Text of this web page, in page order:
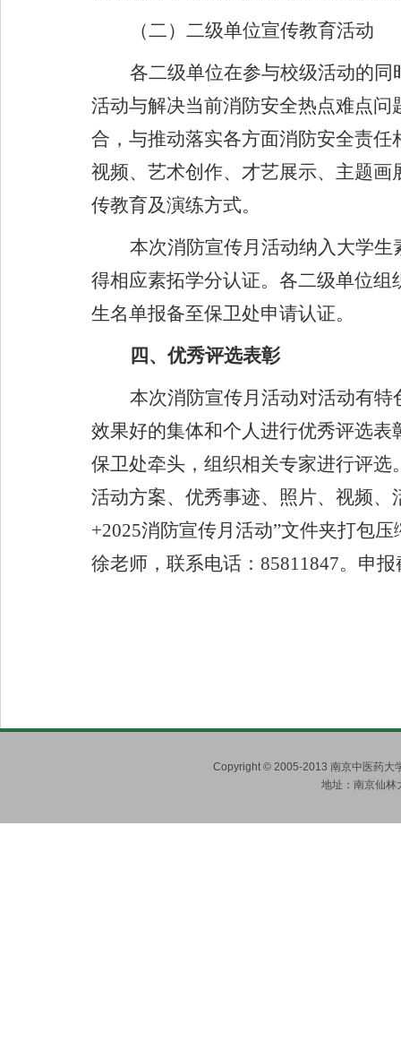
（二）二级单位宣传教育活动
各二级单位在参与校级活动的
活动与解决当前消防安全热点难点
合，与推动落实各方面消防安全责
视频、艺术创作、才艺展示、主题
传教育及演练方式。
本次消防宣传月活动纳入大学
得相应素拓学分认证。各二级单位
生名单报备至保卫处申请认证。
四、优秀评选表彰
本次消防宣传月活动对活动有
效果好的集体和个人进行优秀评选
保卫处牵头，组织相关专家进行评
活动方案、优秀事迹、照片、视频
+2025消防宣传月活动”文件夹打包压
徐老师，联系电话：85811847。申
Copyright © 2005-2013 南京中医药大
地址：南京仙林